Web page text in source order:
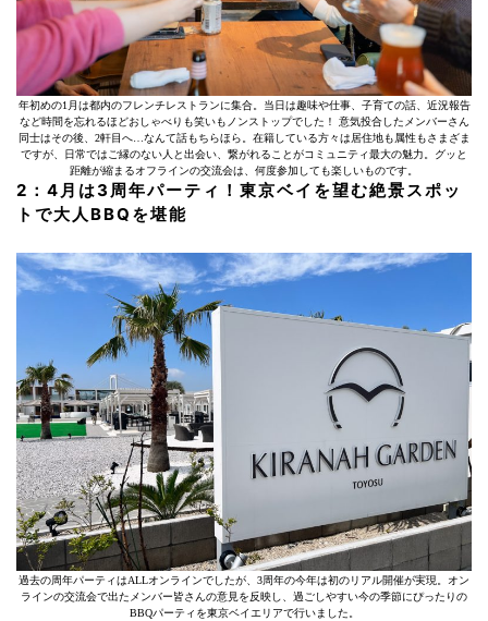
年初めの1月は都内のフレンチレストランに集合。当日は趣味や仕事、子育ての話、近況報告
など時間を忘れるほどおしゃべりも笑いもノンストップでした！ 意気投合したメンバーさん
同士はその後、2軒目へ…なんて話もちらほら。在籍している方々は居住地も属性もさまざま
ですが、日常ではご縁のない人と出会い、繋がれることがコミュニティ最大の魅力。グッと
距離が縮まるオフラインの交流会は、何度参加しても楽しいものです。
2：4月は3周年パーティ！東京ベイを望む絶景スポッ
トで大人BBQを堪能
過去の周年パーティはALLオンラインでしたが、3周年の今年は初のリアル開催が実現。オン
ラインの交流会で出たメンバー皆さんの意見を反映し、過ごしやすい今の季節にぴったりの
BBQパーティを東京ベイエリアで行いました。